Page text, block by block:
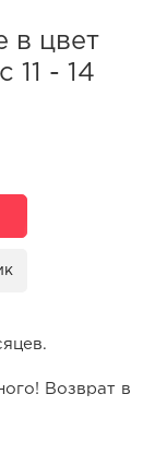
в цвет
11 - 14
Возврат в